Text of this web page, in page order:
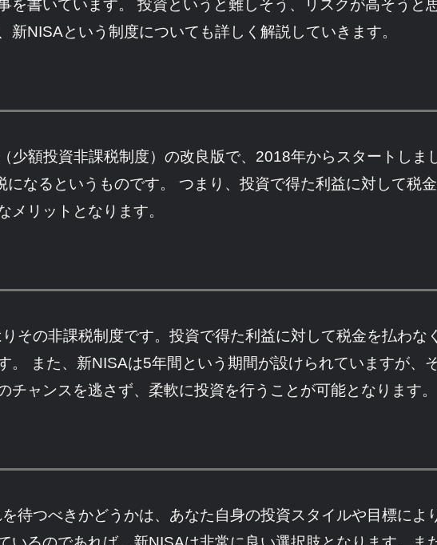
を書いています。 投資というと難しそう、リスクが高そうと
NISAという制度についても詳しく解説していきます。
少額投資非課税制度）の改良版で、2018年からスタートしま
なるというものです。 つまり、投資で得た利益に対して税
メリットとなります。
その非課税制度です。投資で得た利益に対して税金を払わな
。 また、新NISAは5年間という期間が設けられていますが、
ャンスを逃さず、柔軟に投資を行うことが可能となります。
待つべきかどうかは、あなた自身の投資スタイルや目標によ